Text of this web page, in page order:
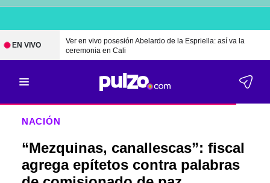
EN VIVO
Ver en vivo posesión Abelardo de la Espriella: así va la
ceremonia en Cali
NACIÓN
“Mezquinas, canallescas”: fiscal
agrega epítetos contra palabras